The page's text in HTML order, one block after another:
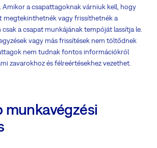
Amikor a csapattagoknak várniuk kell, hogy
megtekinthetnék vagy frissíthetnék a
a csapat munkájának tempóját lassítja le.
vagy más frissítések nem töltődnek
nem tudnak fontos információkról
zavarokhoz és félreértésekhez vezethet.
munkavégzési